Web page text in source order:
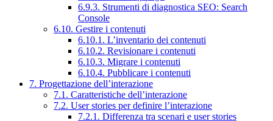
6.9.3. Strumenti di diagnostica SEO: Search
Console
6.10. Gestire i contenuti
6.10.1. L’inventario dei contenuti
6.10.2. Revisionare i contenuti
6.10.3. Migrare i contenuti
6.10.4. Pubblicare i contenuti
7. Progettazione dell’interazione
7.1. Caratteristiche dell’interazione
7.2. User stories per definire l’interazione
7.2.1. Differenza tra scenari e user stories